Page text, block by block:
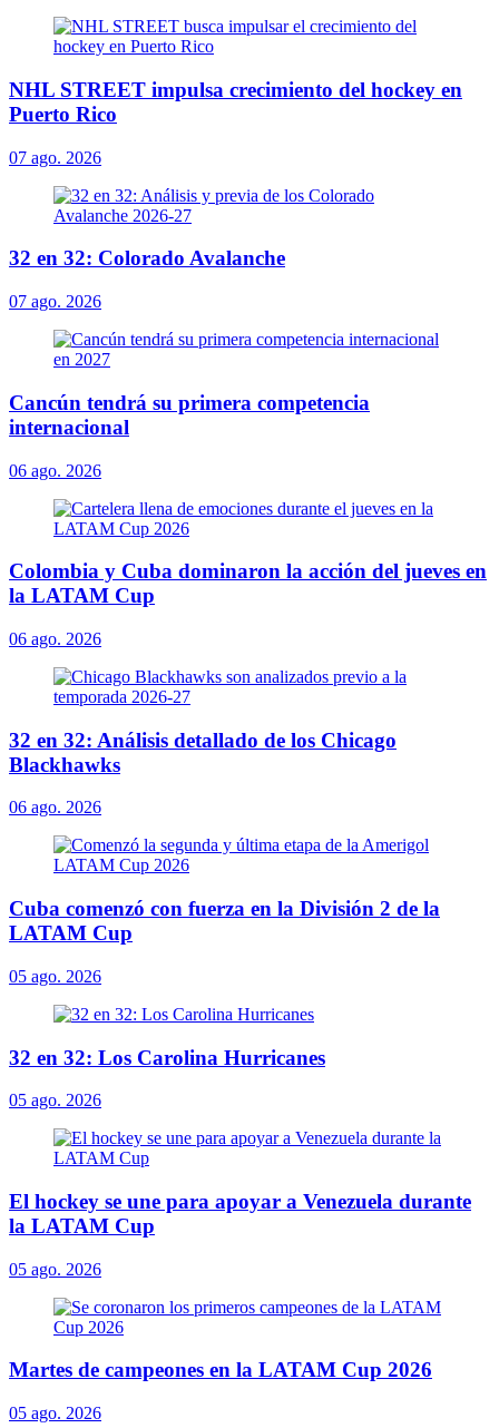
NHL STREET impulsa crecimiento del hockey en
Puerto Rico
07 ago. 2026
32 en 32: Colorado Avalanche
07 ago. 2026
Cancún tendrá su primera competencia
internacional
06 ago. 2026
Colombia y Cuba dominaron la acción del jueves en
la LATAM Cup
06 ago. 2026
32 en 32: Análisis detallado de los Chicago
Blackhawks
06 ago. 2026
Cuba comenzó con fuerza en la División 2 de la
LATAM Cup
05 ago. 2026
32 en 32: Los Carolina Hurricanes
05 ago. 2026
El hockey se une para apoyar a Venezuela durante
la LATAM Cup
05 ago. 2026
Martes de campeones en la LATAM Cup 2026
05 ago. 2026